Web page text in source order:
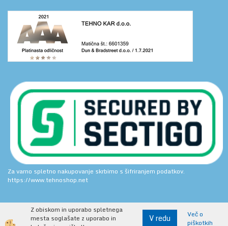
Za varno spletno nakupovanje skrbimo s šifriranjem podatkov.
https://www.tehnoshop.net
Izdelava spletne trgovine
Z obiskom in uporabo spletnega
mesta soglašate z uporabo in
V redu
Več o
piškotkih